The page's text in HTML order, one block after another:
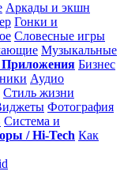
Аркады и экшн
Гонки и
Словесные игры
Музыкальные
Приложения Бизнес
Аудио
Стиль жизни
Фотография
Система и
/ Hi-Tech Как